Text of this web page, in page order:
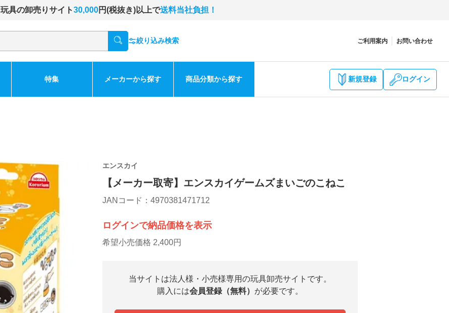
玩具の卸売りサイト30,000円(税抜き)以上で送料当社負担！
絞り込み検索 ご利用案内 お問い合わせ
特集 メーカーから探す 商品分類から探す 新規登録 ログイン
エンスカイ
【メーカー取寄】エンスカイゲームズまいごのこねこ
JANコード：4970381471712
ログインで納品価格を表示
希望小売価格 2,400円
当サイトは法人様・小売様専用の玩具卸売サイトです。
購入には会員登録（無料） が必要です。